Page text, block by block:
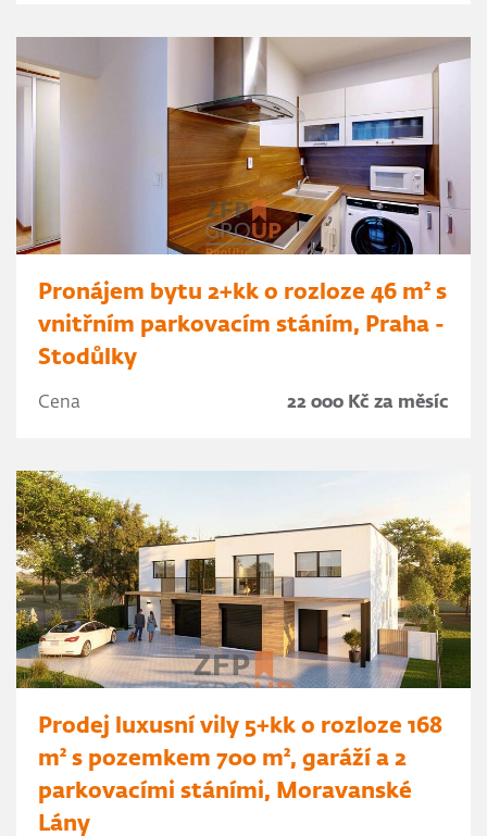
Pronájem bytu 2+kk o rozloze 46 m² s
vnitřním parkovacím stáním, Praha -
Stodůlky
Cena 22 000 Kč za měsíc
Prodej luxusní vily 5+kk o rozloze 168
m² s pozemkem 700 m², garáží a 2
parkovacími stáními, Moravanské
Lány